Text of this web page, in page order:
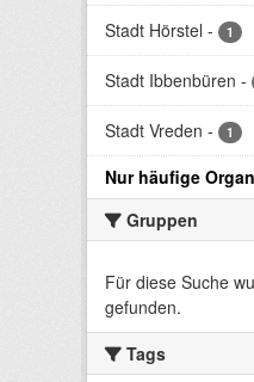
Stadt Hörstel - 1
Stadt Ibbenbüren -
Stadt Vreden - 1
Nur häufige
Gruppen
Für diese Suche
gefunden.
Tags